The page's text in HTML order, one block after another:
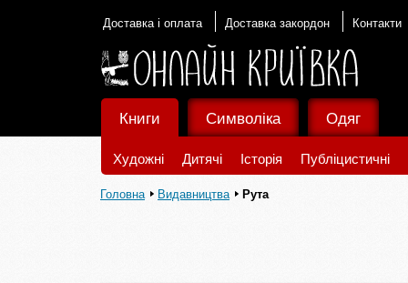
Доставка і оплата Доставка закордон Контакти
Книги
Художні Дитячі Історія Публіцистичні
Символіка Одяг
Головна Видавництва Рута